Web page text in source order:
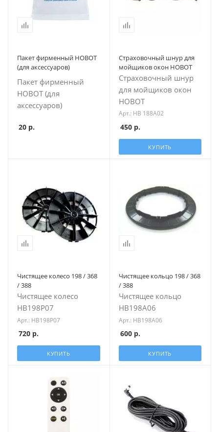
Пакет фирменный HOBOT
(для аксесcуаров)
Пакет фирменный
HOBOT (для
аксесcуаров)
20 р.
Страховочный шнур для
мойщиков окон HOBOT
Страховочный шнур
для мойщиков окон
HOBOT
Арт.: HB 188A02
450р.
КУПИТЬ
Чистящее колесо 198 / 368
/ 388
Чистящее колесо
HB198P07
Арт.: HB198P07
720 р.
КУПИТЬ
Чистящее кольцо 198 / 368
/ 388
Чистящее кольцо
HB198A06
Арт.: HB198A06
600р.
КУПИТЬ